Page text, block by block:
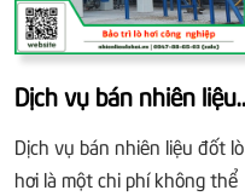
Dịch vụ bán nhiên liệu
Dịch vụ bán nhiên liệu đốt lò
hơi là một chi phí không thể